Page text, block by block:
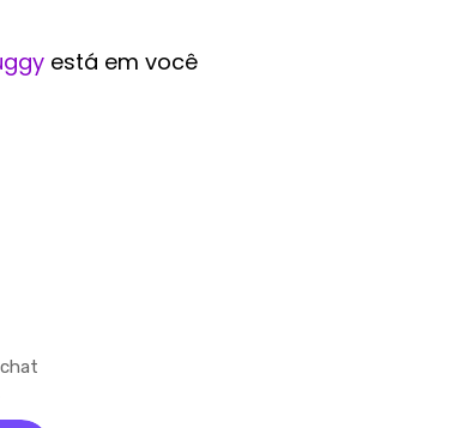
está em você